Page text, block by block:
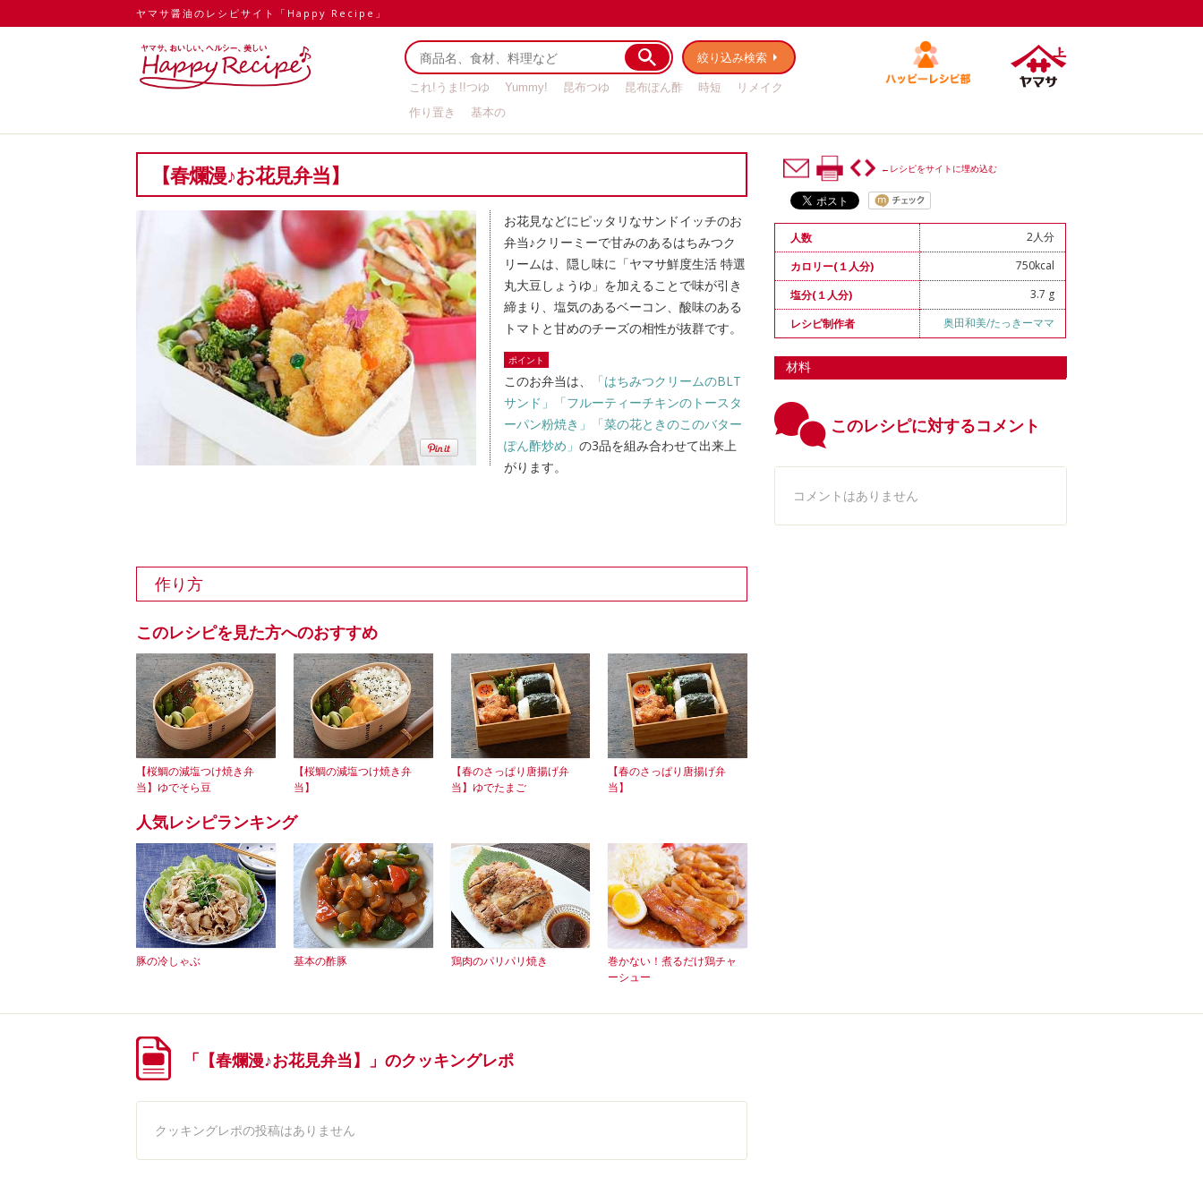
ヤマサ醤油のレシピサイト「Happy Recipe」
絞り込み検索
これ!うま!!つゆ Yummy! 昆布つゆ 昆布ぽん酢 時短
リメイク
作り置き
基本の
【春爛漫♪お花見弁当】
お花見などにピッタリなサンドイッチのお
弁当♪クリーミーで甘みのあるはちみつク
リームは、隠し味に「ヤマサ鮮度生活 特選
丸大豆しょうゆ」を加えることで味が引き
締まり、塩気のあるベーコン、酸味のある
トマトと甘めのチーズの相性が抜群です。
ポイント
このお弁当は、
「はちみつクリームのBLT
サンド」
「フルーティーチキンのトースタ
ーパン粉焼き」
「菜の花ときのこのバター
ぽん酢炒め」の3品を組み合わせて出来上
がります。
作り方
このレシピを見た方へのおすすめ
【桜鯛の減塩つけ焼き弁
当】ゆでそら豆
【桜鯛の減塩つけ焼き弁
当】
【春のさっぱり唐揚げ弁
当】ゆでたまご
【春のさっぱり唐揚げ弁
当】
人気レシピランキング
豚の冷しゃぶ 基本の酢豚 鶏肉のパリパリ焼き
巻かない！煮るだけ鶏チャ
ーシュー
←レシピをサイトに埋め込む
人数
2人分
カロリー(１人分)
750kcal
塩分(１人分)
3.7 g
レシピ制作者
奥田和美/たっきーママ
材料
このレシピに対するコメント
コメントはありません
「【春爛漫♪お花見弁当】」のクッキングレポ
クッキングレポの投稿はありません